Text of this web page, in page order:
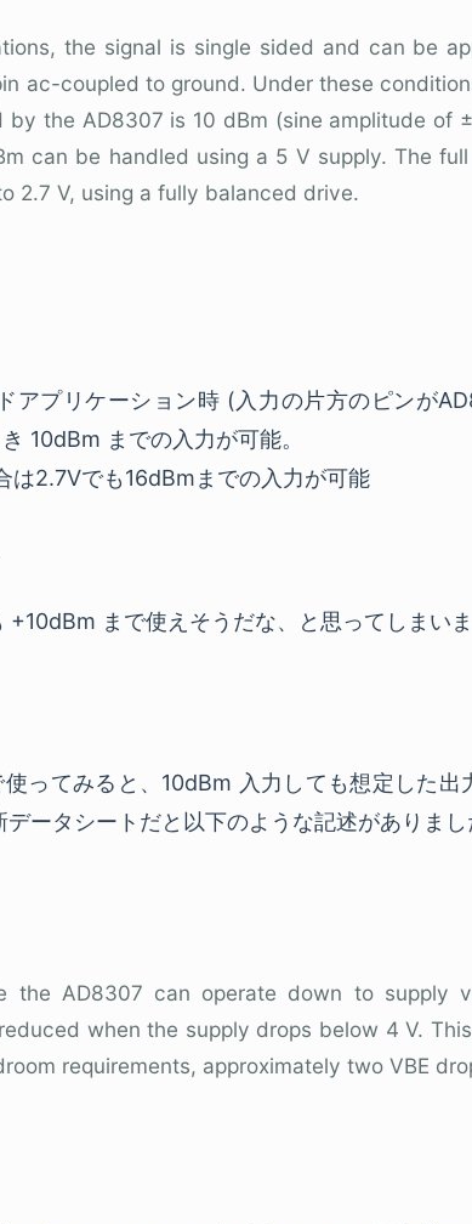
the signal is single sided and can be
ac-coupled to ground. Under these
by the AD8307 is 10 dBm (sine amplitude of
can be handled using a 5 V supply. The
2.7 V, using a fully balanced drive.
アプリケーション時 (入力の片方のピンが
10dBm までの入力が可能。
は2.7Vでも16dBmまでの入力が可能
+10dBm まで使えそうだな、と思ってしまいま
ってみると、10dBm 入力しても想定した
ータシートだと以下のような記述がありまし
the AD8307 can operate down to supply
when the supply drops below 4 V.
requirements, approximately two VBE